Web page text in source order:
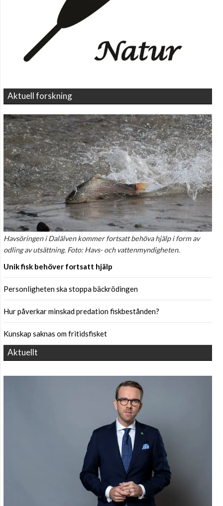
Aktuell forskning
Havsöringen i Dalälven kommer fortsatt behöva hjälp i form av
odling av utsättning. Foto: Havs- och vattenmyndigheten.
Unik fisk behöver fortsatt hjälp
Personligheten ska stoppa bäckrödingen
Hur påverkar minskad predation fiskbestånden?
Kunskap saknas om fritidsfisket
Aktuellt